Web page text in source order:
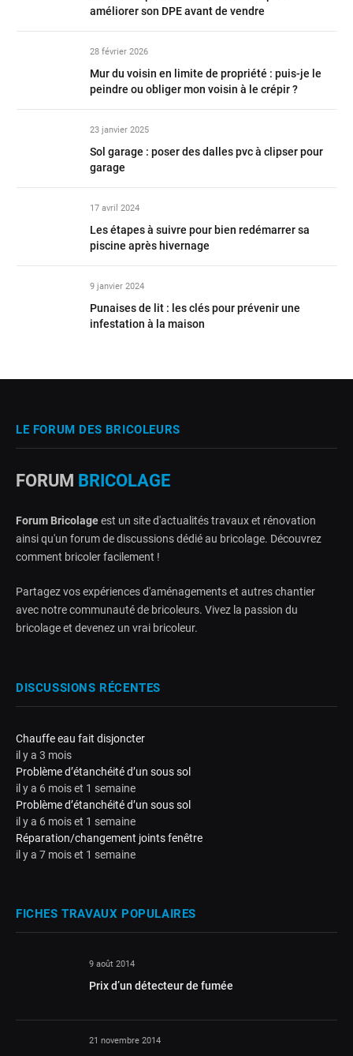
améliorer son DPE avant de vendre
28 février 2026
Mur du voisin en limite de propriété : puis-je le
peindre ou obliger mon voisin à le crépir ?
23 janvier 2025
Sol garage : poser des dalles pvc à clipser pour
garage
17 avril 2024
Les étapes à suivre pour bien redémarrer sa
piscine après hivernage
9 janvier 2024
Punaises de lit : les clés pour prévenir une
infestation à la maison
LE FORUM DES BRICOLEURS
FORUM BRICOLAGE
Forum Bricolageest un site d'actualités travaux et rénovation
ainsi qu'un forum de discussions dédié au bricolage. Découvrez
comment bricoler facilement !
Partagez vos expériences d'aménagements et autres chantier
avec notre communauté de bricoleurs. Vivez la passion du
bricolage et devenez un vrai bricoleur.
DISCUSSIONS RÉCENTES
Chauffe eau fait disjoncter
il y a 3 mois
Problème d’étanchéité d’un sous sol
il y a 6 mois et 1 semaine
Problème d’étanchéité d’un sous sol
il y a 6 mois et 1 semaine
Réparation/changement joints fenêtre
il y a 7 mois et 1 semaine
FICHES TRAVAUX POPULAIRES
9 août 2014
Prix d’un détecteur de fumée
21 novembre 2014